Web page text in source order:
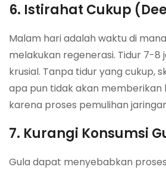
6. Istirahat Cukup
Malam hari adalah waktu di
melakukan regenerasi. Tidur 7-8
krusial. Tanpa tidur yang cukup,
apa pun tidak akan memberikan
karena proses pemulihan
7. Kurangi Konsumsi
Gula dapat menyebabkan